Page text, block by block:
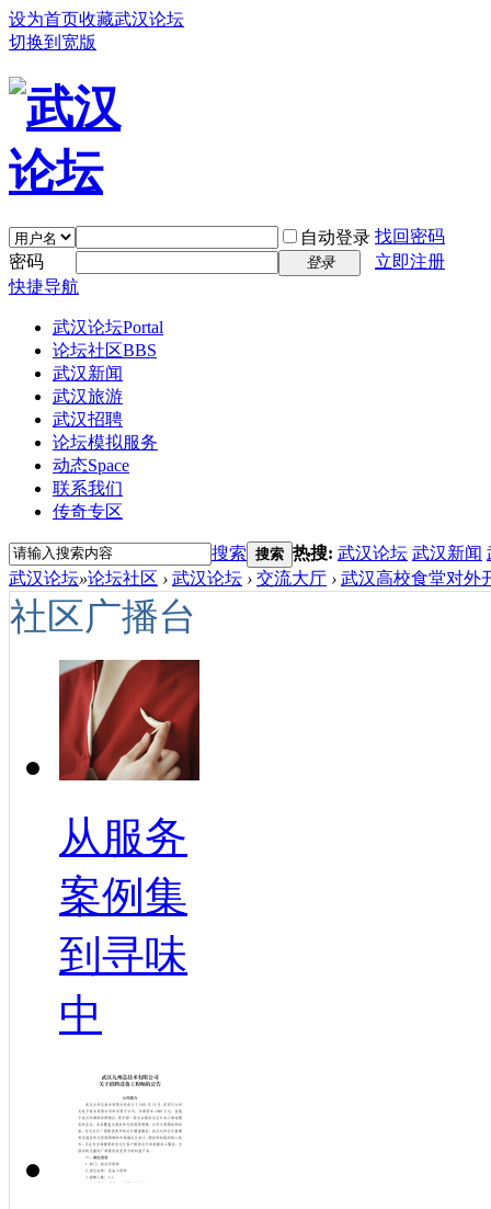
设为首页收藏武汉论坛
切换到宽版
自动登录 找回密码
密码
登录
立即注册
快捷导航
武汉论坛Portal
论坛社区BBS
武汉新闻
武汉旅游
武汉招聘
论坛模拟服务
动态Space
联系我们
传奇专区
搜索 搜索 热搜: 武汉论坛 武汉新闻
武汉论坛»论坛社区 › 武汉论坛 › 交流大厅 › 武汉高校食堂对外
社区广播台
从服务
案例集
到寻味
中